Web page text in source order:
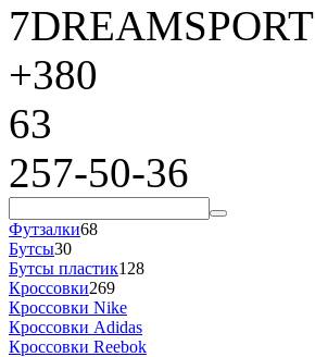
7DREAMSPORT
+380
63
257-50-36
Футзалки68
Бутсы30
Бутсы пластик128
Кроссовки269
Кроссовки Nike
Кроссовки Adidas
Кроссовки Reebok